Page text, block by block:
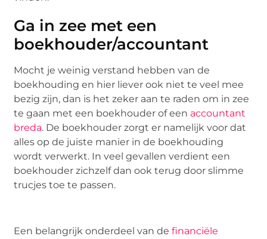
Ga in zee met een
boekhouder/accountant
Mocht je weinig verstand hebben van de
boekhouding en hier liever ook niet te veel mee
bezig zijn, dan is het zeker aan te raden om in zee
te gaan met een boekhouder of een accountant
breda. De boekhouder zorgt er namelijk voor dat
alles op de juiste manier in de boekhouding
wordt verwerkt. In veel gevallen verdient een
boekhouder zichzelf dan ook terug door slimme
trucjes toe te passen.
Een belangrijk onderdeel van definanciële